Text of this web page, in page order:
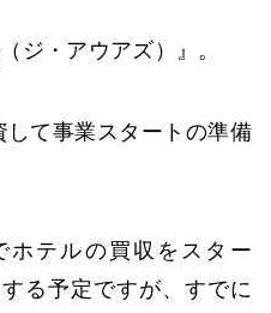
（ジ・アウアズ）』。
て事業スタートの準備
ホテルの買収をスター
る予定ですが、すでに